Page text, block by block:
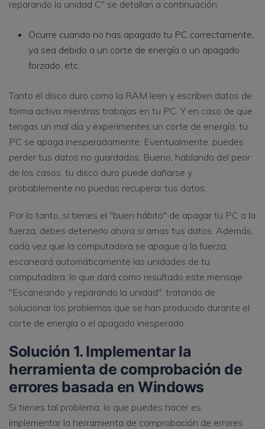
reparando la unidad C" se detallan a continuación:
Ocurre cuando no has apagado tu PC correctamente,
ya sea debido a un corte de energía o un apagado
forzado, etc.
Tanto el disco duro como la RAM leen y escriben datos de
forma activa mientras trabajas en tu PC. Y en caso de que
tengas un mal día y experimentes un corte de energía, tu
PC se apaga inesperadamente. Eventualmente, puedes
perder tus datos no guardados. Bueno, hablando del peor
de los casos, tu disco duro puede dañarse y
probablemente no puedas recuperar tus datos.
Por lo tanto, si tienes el "buen hábito" de apagar tu PC a la
fuerza, debes detenerlo ahora si amas tus datos. Además,
cada vez que la computadora se apague a la fuerza,
escaneará automáticamente las unidades de tu
computadora, lo que dará como resultado este mensaje
"Escaneando y reparando la unidad", tratando de
solucionar los problemas que se han producido durante el
corte de energía o el apagado inesperado.
Solución 1. Implementar la
herramienta de comprobación de
errores basada en Windows
Si tienes tal problema, lo que puedes hacer es:
implementar la herramienta de comprobación de errores